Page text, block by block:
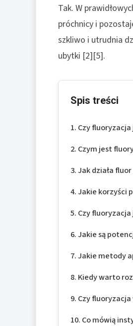
Tak. W
próchnicy i
szkliwo i utrudnia
ubytki [2][5].
Spis treści
Czy
Czym jest
Jak działa
Jakie korzyści
Czy
Jakie są
Jakie metody
Kiedy warto
Czy fluoryzacja
Co mówią